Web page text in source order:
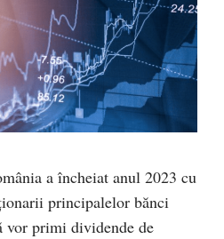
a încheiat anul 2023 cu
principalelor bănci
vor primi dividende de